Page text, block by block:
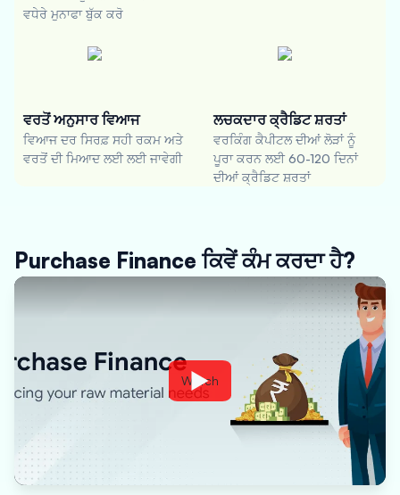
ਵਧੇਰੇ ਮੁਨਾਫਾ ਬੁੱਕ ਕਰੋ
ਵਰਤੋਂ ਅਨੁਸਾਰ ਵਿਆਜ
ਵਿਆਜ ਦਰ ਸਿਰਫ਼ ਸਹੀ ਰਕਮ ਅਤੇ
ਵਰਤੋਂ ਦੀ ਮਿਆਦ ਲਈ ਲਈ ਜਾਵੇਗੀ
ਲਚਕਦਾਰ ਕ੍ਰੈਡਿਟ ਸ਼ਰਤਾਂ
ਵਰਕਿੰਗ ਕੈਪੀਟਲ ਦੀਆਂ ਲੋੜਾਂ ਨੂੰ
ਪੂਰਾ ਕਰਨ ਲਈ 60-120 ਦਿਨਾਂ
ਦੀਆਂ ਕ੍ਰੈਡਿਟ ਸ਼ਰਤਾਂ
Purchase Finance ਕਿਵੇਂ ਕੰਮ ਕਰਦਾ ਹੈ?
Watch